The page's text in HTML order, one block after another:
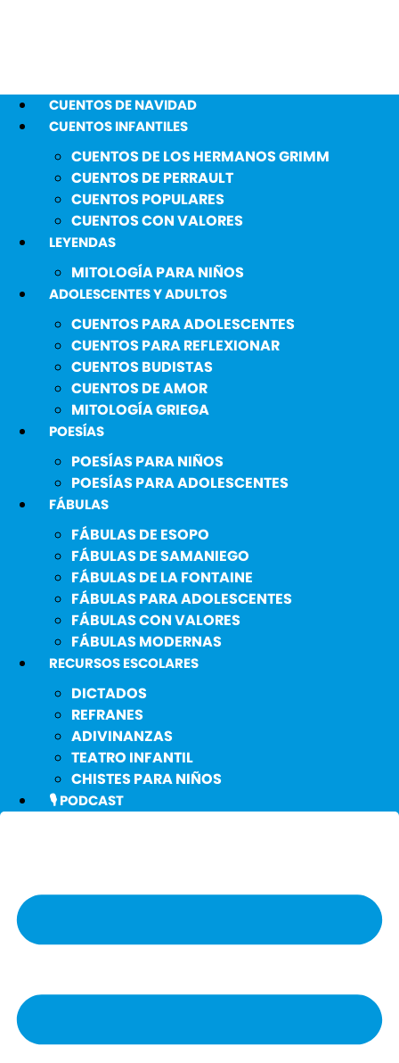
CUENTOS DE NAVIDAD
CUENTOS INFANTILES
CUENTOS DE LOS HERMANOS GRIMM
CUENTOS DE PERRAULT
CUENTOS POPULARES
CUENTOS CON VALORES
LEYENDAS
MITOLOGÍA PARA NIÑOS
ADOLESCENTES Y ADULTOS
CUENTOS PARA ADOLESCENTES
CUENTOS PARA REFLEXIONAR
CUENTOS BUDISTAS
CUENTOS DE AMOR
MITOLOGÍA GRIEGA
POESÍAS
POESÍAS PARA NIÑOS
POESÍAS PARA ADOLESCENTES
FÁBULAS
FÁBULAS DE ESOPO
FÁBULAS DE SAMANIEGO
FÁBULAS DE LA FONTAINE
FÁBULAS PARA ADOLESCENTES
FÁBULAS CON VALORES
FÁBULAS MODERNAS
RECURSOS ESCOLARES
DICTADOS
REFRANES
ADIVINANZAS
TEATRO INFANTIL
CHISTES PARA NIÑOS
🎙️ PODCAST